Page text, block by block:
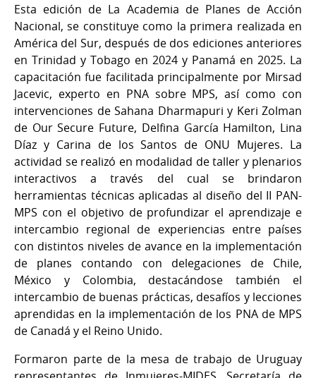
Esta edición de La Academia de Planes de Acción
Nacional, se constituye como la primera realizada en
América del Sur, después de dos ediciones anteriores
en Trinidad y Tobago en 2024 y Panamá en 2025. La
capacitación fue facilitada principalmente por Mirsad
Jacevic, experto en PNA sobre MPS, así como con
intervenciones de Sahana Dharmapuri y Keri Zolman
de Our Secure Future, Delfina García Hamilton, Lina
Díaz y Carina de los Santos de ONU Mujeres. La
actividad se realizó en modalidad de taller y plenarios
interactivos a través del cual se brindaron
herramientas técnicas aplicadas al diseño del II PAN-
MPS con el objetivo de profundizar el aprendizaje e
intercambio regional de experiencias entre países
con distintos niveles de avance en la implementación
de planes contando con delegaciones de Chile,
México y Colombia, destacándose también el
intercambio de buenas prácticas, desafíos y lecciones
aprendidas en la implementación de los PNA de MPS
de Canadá y el Reino Unido.
Formaron parte de la mesa de trabajo de Uruguay